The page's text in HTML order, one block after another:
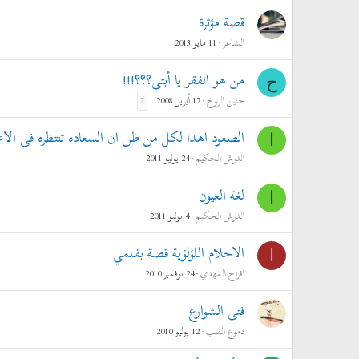
قصة مؤثرة
الشاعر 11 مايو 2013
ح من هو الفقر يا أبتي؟؟؟!!!
حنين الروح 17 أبريل 2008 2
ا الصعود اهدا لكل من ظن ان السعاده تنتظره فى
الدرش الحكيم 24 يوليو 2011
ا لغة العيون
الدرش الحكيم 4 يوليو 2011
ا الاحلام اللؤلؤية قصة بقلمي
افراح المهدي 24 نوفمبر 2010
فتى الشوارع
دموع القلب 12 يوليو 2010